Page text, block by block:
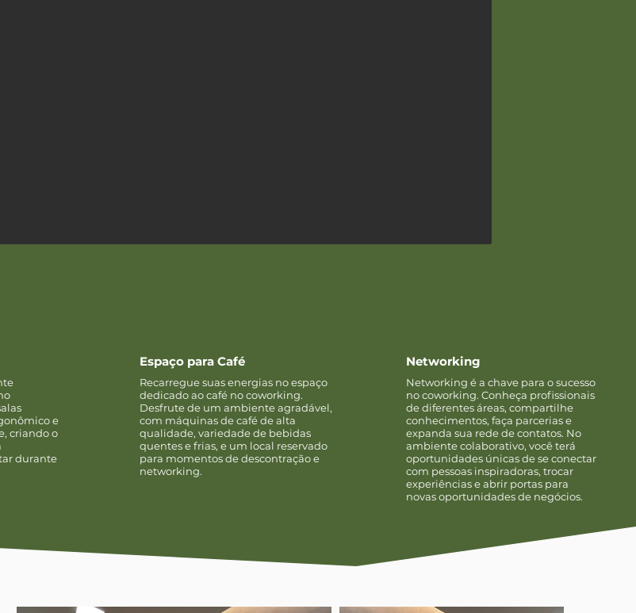
e
criando o
durante
Espaço para Café
Recarregue suas energias no espaço
dedicado ao café no coworking.
Desfrute de um ambiente agradável,
com máquinas de café de alta
qualidade, variedade de bebidas
quentes e frias, e um local reservado
para momentos de descontração e
networking.
Networking
Networking é a chave para o sucesso
no coworking. Conheça profissionais
de diferentes áreas, compartilhe
conhecimentos, faça parcerias e
expanda sua rede de contatos. No
ambiente colaborativo, você terá
oportunidades únicas de se conectar
com pessoas inspiradoras, trocar
experiências e abrir portas para
novas oportunidades de negócios.